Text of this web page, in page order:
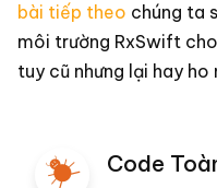
bài tiếp theo chúng ta
môi trường RxSwift
tuy cũ nhưng lại hay ho
Code